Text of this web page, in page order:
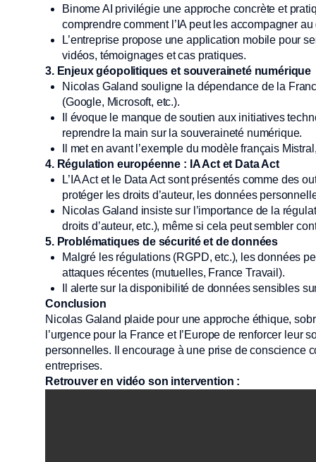
Binome AI privilégie une approche concrète et
comprendre comment l’IA peut les accompagner
L’entreprise propose une application mobile pour
vidéos, témoignages et cas pratiques.
3. Enjeux géopolitiques et souveraineté numérique
Nicolas Galand souligne la dépendance de la
(Google, Microsoft, etc.).
Il évoque le manque de soutien aux initiatives
reprendre la main sur la souveraineté numérique.
Il met en avant l’exemple du modèle français
4. Régulation européenne : IA Act et Data Act
L’IA Act et le Data Act sont présentés comme des
protéger les droits d’auteur, les données
Nicolas Galand insiste sur l’importance de la
droits d’auteur, etc.), même si cela peut sembler
5. Problématiques de sécurité et de données
Malgré les régulations (RGPD, etc.), les données
attaques récentes (mutuelles, France Travail).
Il alerte sur la disponibilité de données sensibles
Conclusion
Nicolas Galand plaide pour une approche éthique,
l’urgence pour la France et l’Europe de renforcer
personnelles. Il encourage à une prise de conscience
entreprises.
Retrouver en vidéo son intervention :